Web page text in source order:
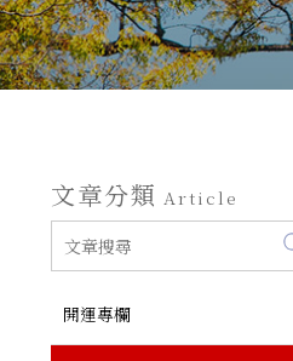
文章分類 Article
開運專欄